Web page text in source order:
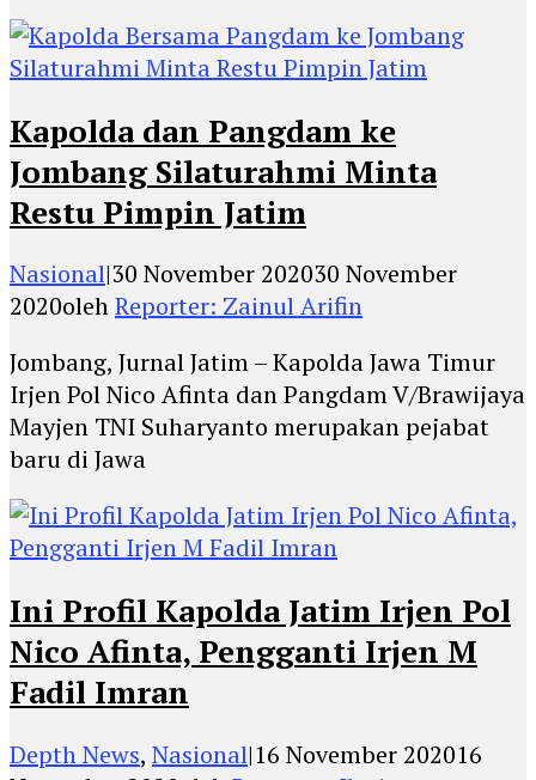
Kapolda dan Pangdam ke
Jombang Silaturahmi Minta
Restu Pimpin Jatim
Nasional|30 November 202030 November
2020olehReporter: Zainul Arifin
Jombang, Jurnal Jatim – Kapolda Jawa Timur
Irjen Pol Nico Afinta dan Pangdam V/Brawijaya
Mayjen TNI Suharyanto merupakan pejabat
baru di Jawa
Ini Profil Kapolda Jatim Irjen Pol
Nico Afinta, Pengganti Irjen M
Fadil Imran
Depth News, Nasional|16 November 202016